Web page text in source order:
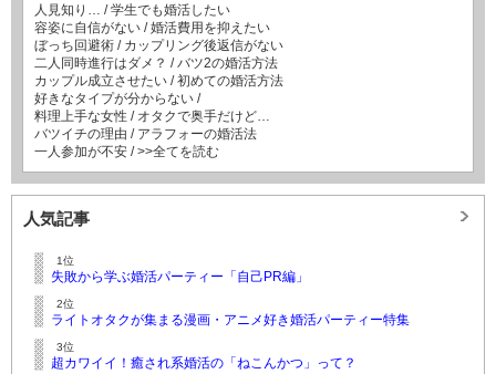
人見知り… /学生でも婚活したい
容姿に自信がない /婚活費用を抑えたい
ぼっち回避術 / カップリング後返信がない
二人同時進行はダメ？ /バツ2の婚活方法
カップル成立させたい /初めての婚活方法
好きなタイプが分からない /
料理上手な女性 / オタクで奥手だけど…
バツイチの理由 / アラフォーの婚活法
一人参加が不安 />>全てを読む
人気記事
1位
失敗から学ぶ婚活パーティー「自己PR編」
2位
ライトオタクが集まる漫画・アニメ好き婚活パーティー特集
3位
超カワイイ！癒され系婚活の「ねこんかつ」って？